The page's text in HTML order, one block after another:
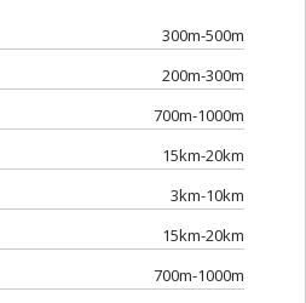
300m-500m
200m-300m
700m-1000m
15km-20km
3km-10km
15km-20km
700m-1000m